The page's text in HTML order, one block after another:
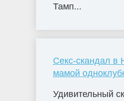
Тамп...
Секс-скандал в
мамой
Удивительный